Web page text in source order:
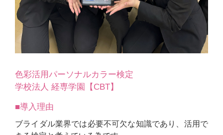
色彩活用パーソナルカラー検定
学校法人 経専学園【CBT】
■導入理由
ブライダル業界では必要不可欠な知識であり、活用で